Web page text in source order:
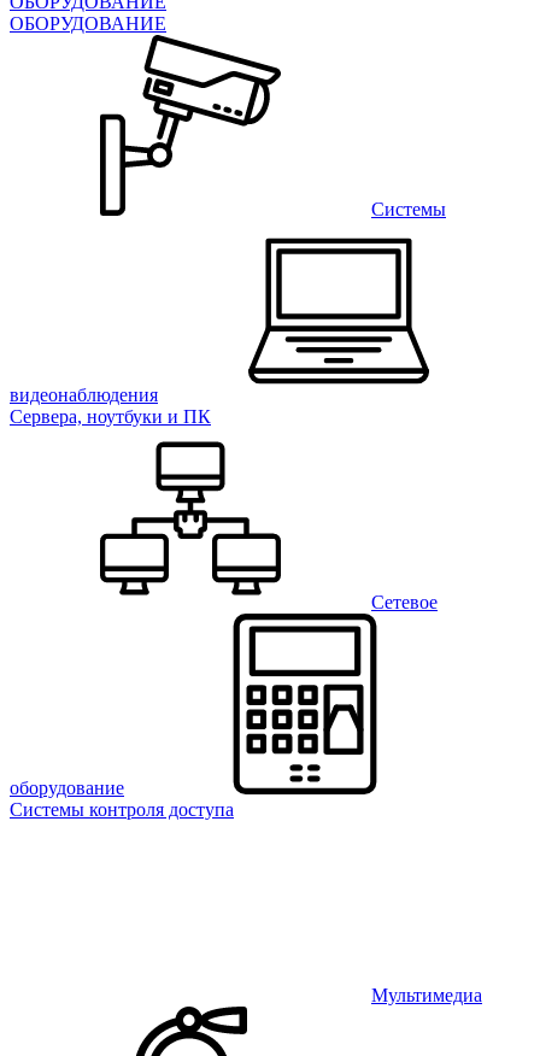
ОБОРУДОВАНИЕ
Системы
видеонаблюдения
Сервера, ноутбуки и ПК
Сетевое
оборудование
Системы контроля доступа
Мультимедиа